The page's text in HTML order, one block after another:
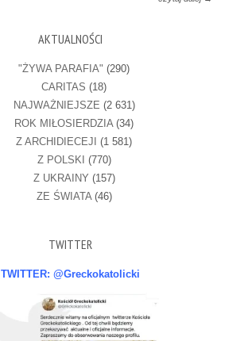
AKTUALNOŚCI
"ŻYWA PARAFIA" (290)
CARITAS (18)
NAJWAŻNIEJSZE (2 631)
ROK MIŁOSIERDZIA(34)
Z ARCHIDIECEJI (1 581)
Z POLSKI (770)
Z UKRAINY (157)
ZE ŚWIATA(46)
TWITTER
TWITTER: @Greckokatolicki